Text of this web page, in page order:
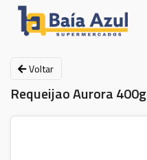
Voltar
Requeijao Aurora 400g